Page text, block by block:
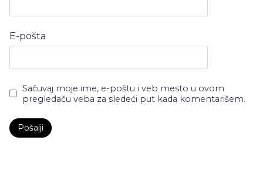
E-pošta
Sačuvaj moje ime, e-poštu i veb mesto u ovom
pregledaču veba za sledeći put kada komentarišem.